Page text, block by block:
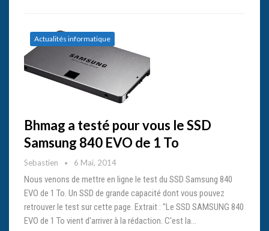
Actualités informatique
Bhmag a testé pour vous le SSD
Samsung 840 EVO de 1 To
Sebastien 6 Mai, 2014
Nous venons de mettre en ligne le test du SSD Samsung 840
EVO de 1 To. Un SSD de grande capacité dont vous pouvez
retrouver le test sur cette page. Extrait : "Le SSD SAMSUNG 840
EVO de 1 To vient d'arriver à la rédaction. C'est la…